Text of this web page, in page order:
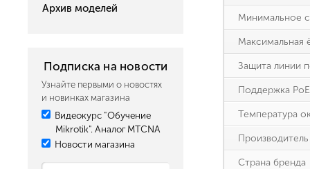
Архив моделей
Подписка на новости
Узнайте первыми о новостях
и новинках магазина
Видеокурс "Обучение
Mikrotik". Аналог MTCNA
Новости магазина
Минимальное
Максимальная
Защита линии
Поддержка PoE
Температура
Производитель
Страна бренда